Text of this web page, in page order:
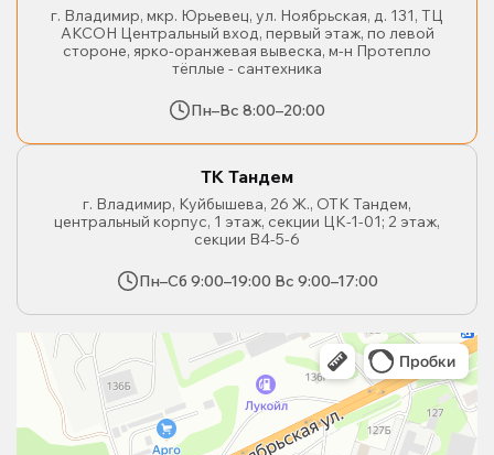
г. Владимир, мкр. Юрьевец, ул. Ноябрьская, д. 131, ТЦ
АКСОН Центральный вход, первый этаж, по левой
стороне, ярко-оранжевая вывеска, м-н Протепло
тёплые - сантехника
Пн–Вс 8:00–20:00
ТК Тандем
г. Владимир, Куйбышева, 26 Ж., ОТК Тандем,
центральный корпус, 1 этаж, секции ЦК-1-01; 2 этаж,
секции В4-5-6
Пн–Сб 9:00–19:00 Вс 9:00–17:00